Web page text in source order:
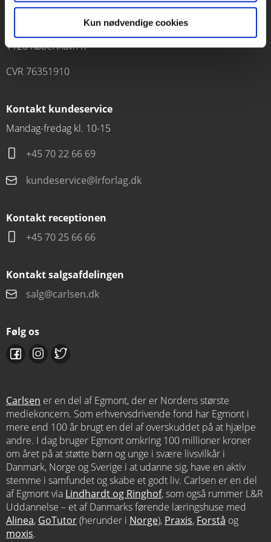
Kun nødvendige cookies
Vognmagergade 11
1120 København K
CVR 76351910
Kontakt kundeservice
Mandag-fredag kl. 10-15
+45 70 22 66 69
kundeservice@lrforlag.dk
Kontakt receptionen
+45 70 25 66 66
Kontakt salgsafdelingen
salg@carlsen.dk
Følg os
Carlsen er en del af Egmont, der er Nordens største
mediekoncern. Som erhvervsdrivende fond har Egmont i
mere end 100 år brugt en del af overskuddet på at hjælpe
andre. I dag bruger Egmont omkring 100 millioner kroner
om året på at støtte børn og unge i svære livsvilkår i
Danmark, Norge og Sverige i at udanne sig, have en aktiv
stemme i samfundet og skabe et godt liv. Carlsen er en del
af Egmont via Lindhardt og Ringhof, som også rummer L&R
Uddannelse – et af Danmarks førende læringshuse med
Alinea, GoTutor(herunder i Norge), Praxis, Forstå og
moxis.